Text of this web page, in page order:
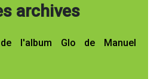
archives
l'album Glo de Manuel